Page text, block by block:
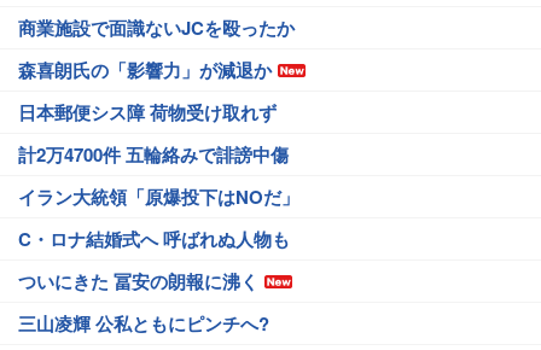
商業施設で面識ないJCを殴ったか
森喜朗氏の「影響力」が減退か
日本郵便シス障 荷物受け取れず
計2万4700件 五輪絡みで誹謗中傷
イラン大統領「原爆投下はNOだ」
C・ロナ結婚式へ 呼ばれぬ人物も
ついにきた 冨安の朗報に沸く
三山凌輝 公私ともにピンチへ?